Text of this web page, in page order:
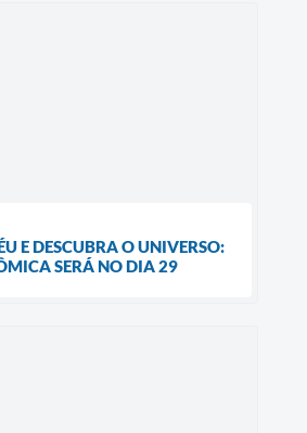
E DESCUBRA O UNIVERSO:
SERÁ NO DIA 29